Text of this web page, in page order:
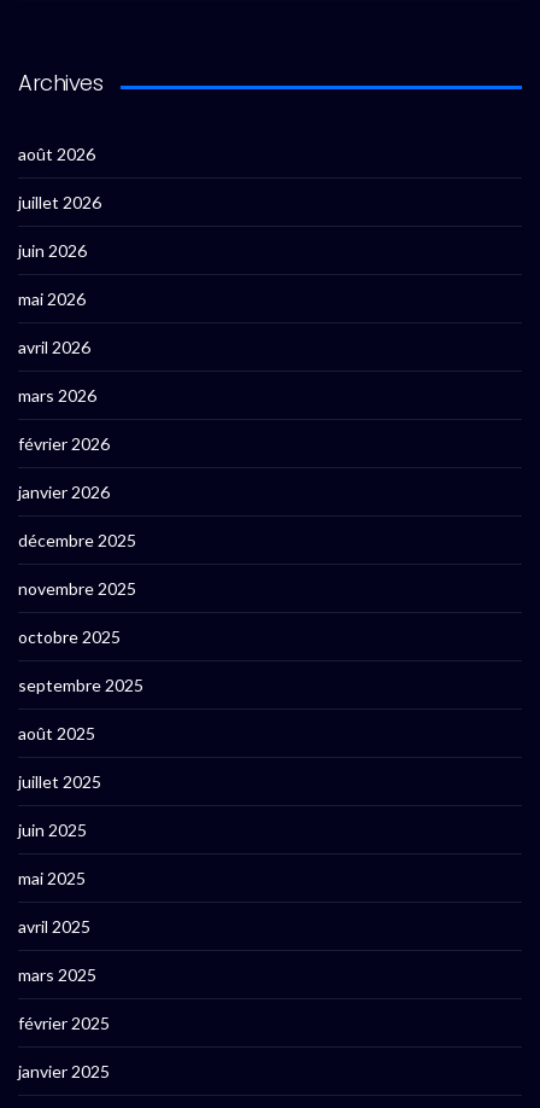
Archives
août 2026
juillet 2026
juin 2026
mai 2026
avril 2026
mars 2026
février 2026
janvier 2026
décembre 2025
novembre 2025
octobre 2025
septembre 2025
août 2025
juillet 2025
juin 2025
mai 2025
avril 2025
mars 2025
février 2025
janvier 2025